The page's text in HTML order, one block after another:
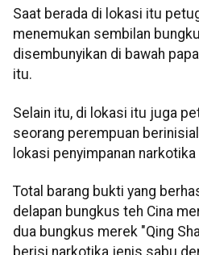
Saat berada di lokasi itu
menemukan sembilan
disembunyikan di bawah
itu.
Selain itu, di lokasi itu juga
seorang perempuan
lokasi penyimpanan
Total barang bukti yang
delapan bungkus teh Cina
dua bungkus merek "Qing